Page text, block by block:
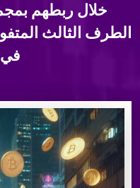
خلال ربطهم
الطرف الثالث
في